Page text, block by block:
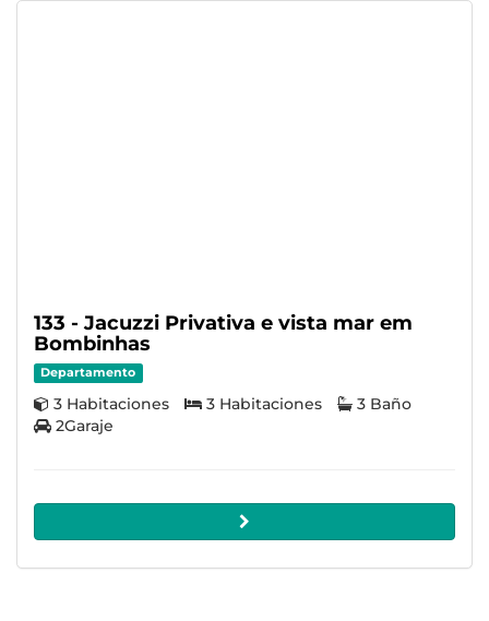
133 - Jacuzzi Privativa e vista mar em
Bombinhas
Departamento
3 Habitaciones 3 Habitaciones
3 Baño
2Garaje